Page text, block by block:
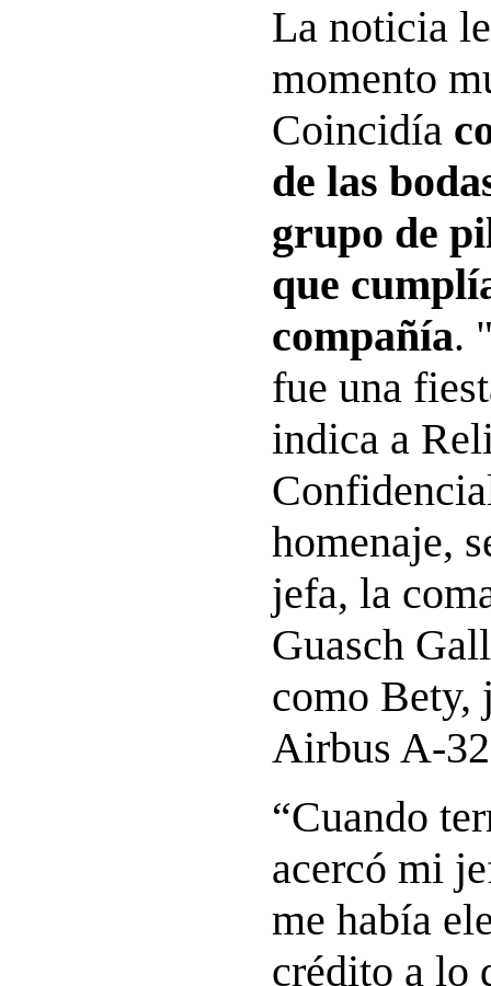
La noticia
momento
Coincidía
de las
grupo de
que
compañía.
fue una
indica a
homenaje,
jefa, la
Guasch
como Bety,
Airbus A-
“Cuando
acercó mi
me había
crédito a lo